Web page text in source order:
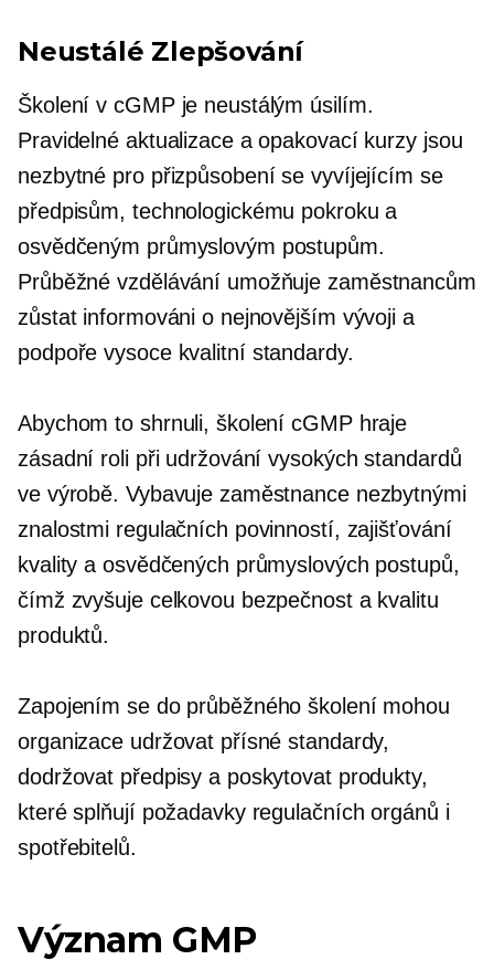
Neustálé Zlepšování
Školení v cGMP je neustálým úsilím.
Pravidelné aktualizace a opakovací kurzy jsou
nezbytné pro přizpůsobení se vyvíjejícím se
předpisům, technologickému pokroku a
osvědčeným průmyslovým postupům.
Průběžné vzdělávání umožňuje zaměstnancům
zůstat informováni o nejnovějším vývoji a
podpořevysoce kvalitnístandardy.
Abychom to shrnuli, školení cGMP hraje
zásadní roli při udržování vysokých standardů
ve výrobě. Vybavuje zaměstnance nezbytnými
znalostmi regulačních povinností, zajišťování
kvality a osvědčených průmyslových postupů,
čímž zvyšuje celkovou bezpečnost a kvalitu
produktů.
Zapojením se do průběžného školení mohou
organizace udržovat přísné standardy,
dodržovat předpisy a poskytovat produkty,
které splňují požadavky regulačních orgánů i
spotřebitelů.
Význam GMP